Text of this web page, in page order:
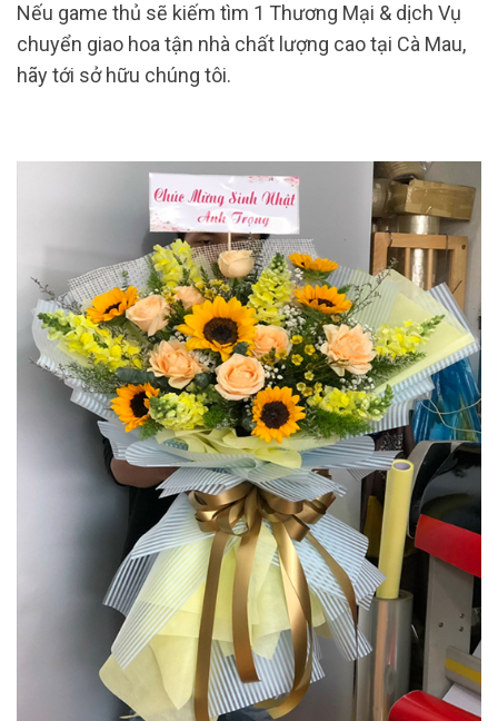
Nếu game thủ sẽ kiếm tìm 1 Thương Mại & dịch Vụ
chuyển giao hoa tận nhà chất lượng cao tại Cà Mau,
hãy tới sở hữu chúng tôi.